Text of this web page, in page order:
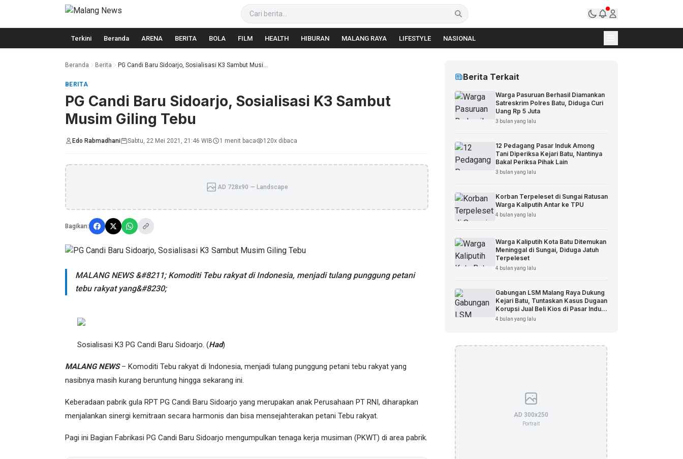
Langsung ke konten
Terkini Beranda ARENA BERITA BOLA FILM HEALTH HIBURAN MALANG RAYA LIFESTYLE NASIONAL
Beranda Berita PG Candi Baru Sidoarjo, Sosialisasi K3 Sambut Musi...
BERITA
PG Candi Baru Sidoarjo, Sosialisasi K3 Sambut
Musim Giling Tebu
Edo Rabmadhani Sabtu, 22 Mei 2021, 21:46 WIB 1 menit baca 120x dibaca
AD 728x90 — Landscape
Bagikan:
MALANG NEWS &#8211; Komoditi Tebu rakyat di Indonesia, menjadi tulang punggung petani
tebu rakyat yang&#8230;
Sosialisasi K3 PG Candi Baru Sidoarjo. (Had)
MALANG NEWS– Komoditi Tebu rakyat di Indonesia, menjadi tulang punggung petani tebu rakyat yang
nasibnya masih kurang beruntung hingga sekarang ini.
Keberadaan pabrik gula RPT PG Candi Baru Sidoarjo yang merupakan anak Perusahaan PT RNI, diharapkan
menjalankan sinergi kemitraan secara harmonis dan bisa mensejahterakan petani Tebu rakyat.
Pagi ini Bagian Fabrikasi PG Candi Baru Sidoarjo mengumpulkan tenaga kerja musiman (PKWT) di area pabrik.
Berita Terkait
Warga Pasuruan Berhasil Diamankan
Satreskrim Polres Batu, Diduga Curi
Uang Rp 5 Juta
3 bulan yang lalu
12 Pedagang Pasar Induk Among
Tani Diperiksa Kejari Batu, Nantinya
Bakal Periksa Pihak Lain
3 bulan yang lalu
Korban Terpeleset di Sungai Ratusan
Warga Kaliputih Antar ke TPU
4 bulan yang lalu
Warga Kaliputih Kota Batu Ditemukan
Meninggal di Sungai, Diduga Jatuh
Terpeleset
4 bulan yang lalu
Gabungan LSM Malang Raya Dukung
Kejari Batu, Tuntaskan Kasus Dugaan
Korupsi Jual Beli Kios di Pasar Induk
Among Tani
4 bulan yang lalu
AD 300x250
Portrait